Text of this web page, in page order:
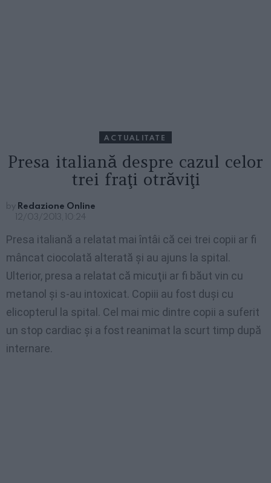
ACTUALITATE
Presa italiană despre cazul celor
trei fraţi otrăviţi
by Redazione Online
12/03/2013, 10:24
Presa italiană a relatat mai întâi că cei trei copii ar fi
mâncat ciocolată alterată şi au ajuns la spital.
Ulterior, presa a relatat că micuţii ar fi băut vin cu
metanol şi s-au intoxicat. Copiii au fost duşi cu
elicopterul la spital. Cel mai mic dintre copii a suferit
un stop cardiac şi a fost reanimat la scurt timp după
internare.